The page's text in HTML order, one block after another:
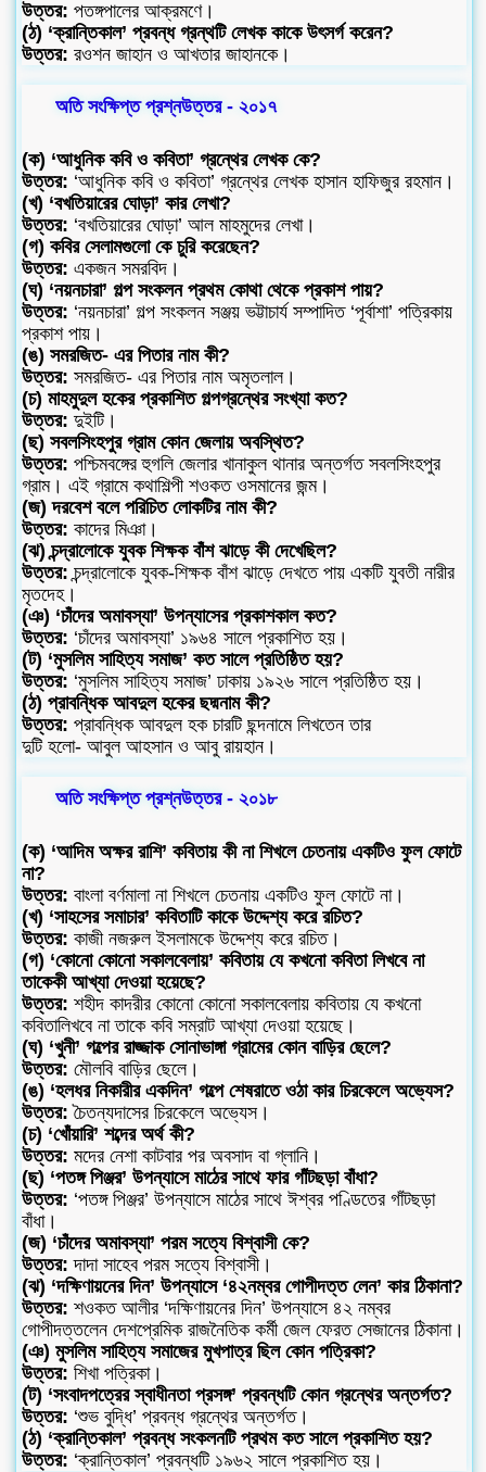
উত্তর: পতঙ্গপালের আক্রমণে।
(ঠ) ‘ক্রান্তিকাল’ প্রবন্ধ গ্রন্থটি লেখক কাকে উৎসর্গ করেন?
উত্তর: রওশন জাহান ও আখতার জাহানকে।
অতি সংক্ষিপ্ত প্রশ্নউত্তর - ২০১৭
(ক) ‘আধুনিক কবি ও কবিতা’ গ্রন্থের লেখক কে?
উত্তর: ‘আধুনিক কবি ও কবিতা’ গ্রন্থের লেখক হাসান হাফিজুর রহমান।
(খ) ‘বখতিয়ারের ঘোড়া’ কার লেখা?
উত্তর: ‘বখতিয়ারের ঘোড়া’ আল মাহমুদের লেখা।
(গ) কবির সেলামগুলো কে চুরি করেছেন?
উত্তর: একজন সমরবিদ।
(ঘ) ‘নয়নচারা’ গল্প সংকলন প্রথম কোথা থেকে প্রকাশ পায়?
উত্তর: ‘নয়নচারা’ গল্প সংকলন সঞ্জয় ভট্টাচার্য সম্পাদিত ‘পূর্বাশা’ পত্রিকায়
প্রকাশ পায়।
(ঙ) সমরজিত- এর পিতার নাম কী?
উত্তর: সমরজিত- এর পিতার নাম অমৃতলাল।
(চ) মাহমুদুল হকের প্রকাশিত গল্পগ্রন্থের সংখ্যা কত?
উত্তর: দুইটি।
(ছ) সবলসিংহপুর গ্রাম কোন জেলায় অবস্থিত?
উত্তর: পশ্চিমবঙ্গের হুগলি জেলার খানাকুল থানার অন্তর্গত সবলসিংহপুর
গ্রাম। এই গ্রামে কথাশিল্পী শওকত ওসমানের জন্ম।
(জ) দরবেশ বলে পরিচিত লোকটির নাম কী?
উত্তর: কাদের মিঞা।
(ঝ) চন্দ্রালোকে যুবক শিক্ষক বাঁশ ঝাড়ে কী দেখেছিল?
উত্তর: চন্দ্রালোকে যুবক-শিক্ষক বাঁশ ঝাড়ে দেখতে পায় একটি যুবতী নারীর
মৃতদেহ।
(ঞ) ‘চাঁদের অমাবস্যা’ উপন্যাসের প্রকাশকাল কত?
উত্তর: ‘চাঁদের অমাবস্যা’ ১৯৬৪ সালে প্রকাশিত হয়।
(ট) ‘মুসলিম সাহিত্য সমাজ’ কত সালে প্রতিষ্ঠিত হয়?
উত্তর: ‘মুসলিম সাহিত্য সমাজ’ ঢাকায় ১৯২৬ সালে প্রতিষ্ঠিত হয়।
(ঠ) প্রাবন্ধিক আবদুল হকের ছদ্মনাম কী?
উত্তর: প্রাবন্ধিক আবদুল হক চারটি ছন্দনামে লিখতেন তার
দুটি হলো- আবুল আহসান ও আবু রায়হান।
অতি সংক্ষিপ্ত প্রশ্নউত্তর - ২০১৮
(ক) ‘আদিম অক্ষর রাশি’ কবিতায় কী না শিখলে চেতনায় একটিও ফুল ফোটে
না?
উত্তর: বাংলা বর্ণমালা না শিখলে চেতনায় একটিও ফুল ফোটে না।
(খ) ‘সাহসের সমাচার’ কবিতাটি কাকে উদ্দেশ্য করে রচিত?
উত্তর: কাজী নজরুল ইসলামকে উদ্দেশ্য করে রচিত।
(গ) ‘কোনো কোনো সকালবেলায়’ কবিতায় যে কখনো কবিতা লিখবে না
তাকেকী আখ্যা দেওয়া হয়েছে?
উত্তর: শহীদ কাদরীর কোনো কোনো সকালবেলায় কবিতায় যে কখনো
কবিতালিখবে না তাকে কবি সম্রাট আখ্যা দেওয়া হয়েছে।
(ঘ) ‘খুনী’ গল্পের রাজ্জাক সোনাভাঙ্গা গ্রামের কোন বাড়ির ছেলে?
উত্তর: মৌলবি বাড়ির ছেলে।
(ঙ) ‘হলধর নিকারীর একদিন’ গল্পে শেষরাতে ওঠা কার চিরকেলে অভ্যেস?
উত্তর: চৈতন্যদাসের চিরকেলে অভ্যেস।
(চ) ‘খোঁয়ারি’ শব্দের অর্থ কী?
উত্তর: মদের নেশা কাটবার পর অবসাদ বা গ্লানি।
(ছ) ‘পতঙ্গ পিঞ্জর’ উপন্যাসে মাঠের সাথে ফার গাঁটছড়া বাঁধা?
উত্তর: ‘পতঙ্গ পিঞ্জর’ উপন্যাসে মাঠের সাথে ঈশ্বর পণ্ডিতের গাঁটছড়া
বাঁধা।
(জ) ‘চাঁদের অমাবস্যা’ পরম সত্যে বিশ্বাসী কে?
উত্তর: দাদা সাহেব পরম সত্যে বিশ্বাসী।
(ঝ) ‘দক্ষিণায়নের দিন’ উপন্যাসে ‘৪২নম্বর গোপীদত্ত লেন’ কার ঠিকানা?
উত্তর: শওকত আলীর ‘দক্ষিণায়নের দিন’ উপন্যাসে ৪২ নম্বর
গোপীদত্তলেন দেশপ্রেমিক রাজনৈতিক কর্মী জেল ফেরত সেজানের ঠিকানা।
(ঞ) মুসলিম সাহিত্য সমাজের মুখপাত্র ছিল কোন পত্রিকা?
উত্তর: শিখা পত্রিকা।
(ট) ‘সংবাদপত্রের স্বাধীনতা প্রসঙ্গ’ প্রবন্ধটি কোন গ্রন্থের অন্তর্গত?
উত্তর: ‘শুভ বুদ্ধি’ প্রবন্ধ গ্রন্থের অন্তর্গত।
(ঠ) ‘ক্রান্তিকাল’ প্রবন্ধ সংকলনটি প্রথম কত সালে প্রকাশিত হয়?
উত্তর: ‘ক্রান্তিকাল’ প্রবন্ধটি ১৯৬২ সালে প্রকাশিত হয়।